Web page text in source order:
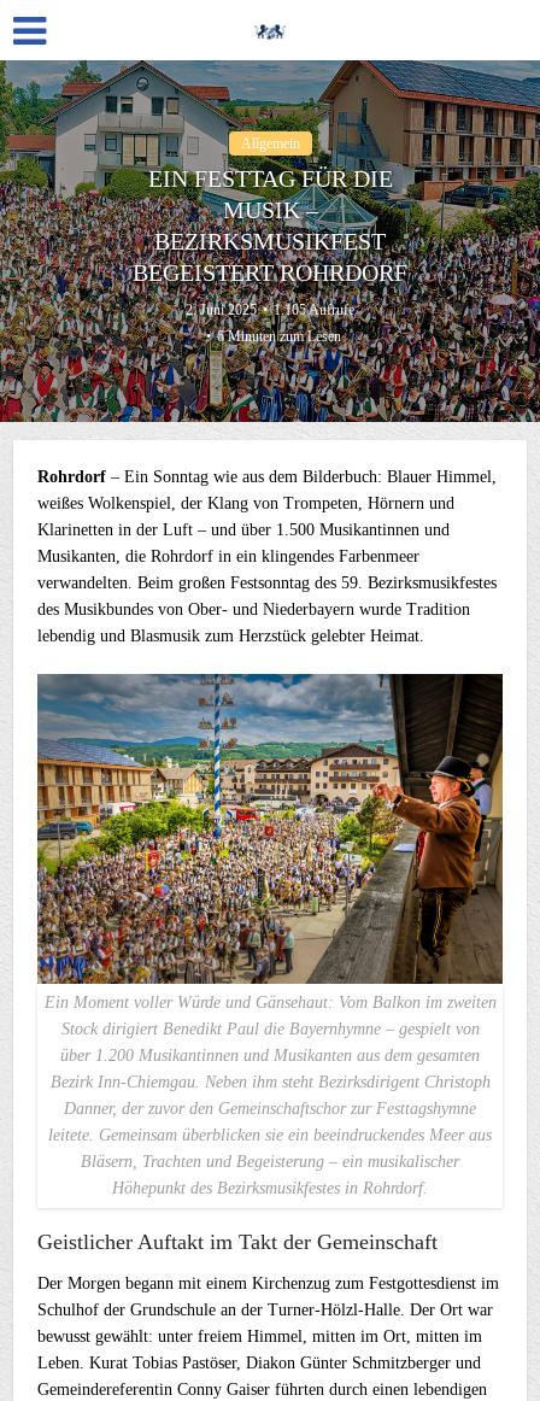
Allgemein
EIN FESTTAG FÜR DIE
MUSIK –
BEZIRKSMUSIKFEST
BEGEISTERT ROHRDORF
2. Juni 2025
1.105 Aufrufe
6 Minuten zum Lesen
Rohrdorf – Ein Sonntag wie aus dem Bilderbuch: Blauer Himmel,
weißes Wolkenspiel, der Klang von Trompeten, Hörnern und
Klarinetten in der Luft – und über 1.500 Musikantinnen und
Musikanten, die Rohrdorf in ein klingendes Farbenmeer
verwandelten. Beim großen Festsonntag des 59. Bezirksmusikfestes
des Musikbundes von Ober- und Niederbayern wurde Tradition
lebendig und Blasmusik zum Herzstück gelebter Heimat.
Ein Moment voller Würde und Gänsehaut: Vom Balkon im zweiten
Stock dirigiert Benedikt Paul die Bayernhymne – gespielt von
über 1.200 Musikantinnen und Musikanten aus dem gesamten
Bezirk Inn-Chiemgau. Neben ihm steht Bezirksdirigent Christoph
Danner, der zuvor den Gemeinschaftschor zur Festtagshymne
leitete. Gemeinsam überblicken sie ein beeindruckendes Meer aus
Bläsern, Trachten und Begeisterung – ein musikalischer
Höhepunkt des Bezirksmusikfestes in Rohrdorf.
Geistlicher Auftakt im Takt der Gemeinschaft
Der Morgen begann mit einem Kirchenzug zum Festgottesdienst im
Schulhof der Grundschule an der Turner-Hölzl-Halle. Der Ort war
bewusst gewählt: unter freiem Himmel, mitten im Ort, mitten im
Leben. Kurat Tobias Pastöser, Diakon Günter Schmitzberger und
Gemeindereferentin Conny Gaiser führten durch einen lebendigen